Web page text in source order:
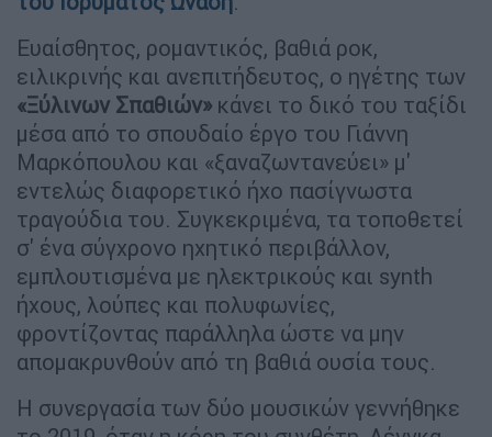
Ευαίσθητος, ρομαντικός, βαθιά ροκ,
ειλικρινής και ανεπιτήδευτος, ο ηγέτης των
«Ξύλινων Σπαθιών» κάνει το δικό του ταξίδι
μέσα από το σπουδαίο έργο του Γιάννη
Μαρκόπουλου και «ξαναζωντανεύει» μ'
εντελώς διαφορετικό ήχο πασίγνωστα
τραγούδια του. Συγκεκριμένα, τα τοποθετεί
σ' ένα σύγχρονο ηχητικό περιβάλλον,
εμπλουτισμένα με ηλεκτρικούς και synth
ήχους, λούπες και πολυφωνίες,
φροντίζοντας παράλληλα ώστε να μην
απομακρυνθούν από τη βαθιά ουσία τους.
Η συνεργασία των δύο μουσικών γεννήθηκε